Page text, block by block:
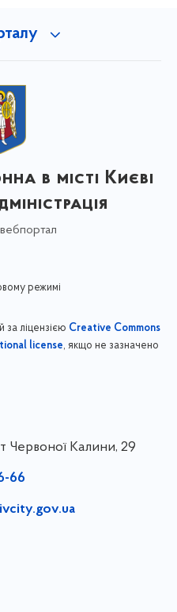
в місті Києві
режимі
за ліцензією Creative Commons
license, якщо не зазначено
Червоної Калини, 29
66